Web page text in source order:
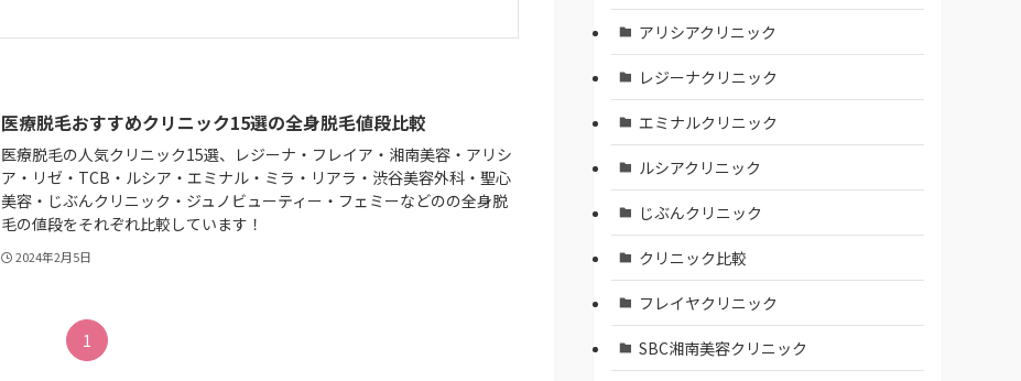
医療脱毛おすすめクリニック15選の全身脱毛値段比較
医療脱毛の人気クリニック15選、レジーナ・フレイア・湘南美容・アリシ
ア・リゼ・TCB・ルシア・エミナル・ミラ・リアラ・渋谷美容外科・聖心
美容・じぶんクリニック・ジュノビューティー・フェミーなどのの全身脱
毛の値段をそれぞれ比較しています！
2024年2月5日
1
アリシアクリニック
レジーナクリニック
エミナルクリニック
ルシアクリニック
じぶんクリニック
クリニック比較
フレイヤクリニック
SBC湘南美容クリニック